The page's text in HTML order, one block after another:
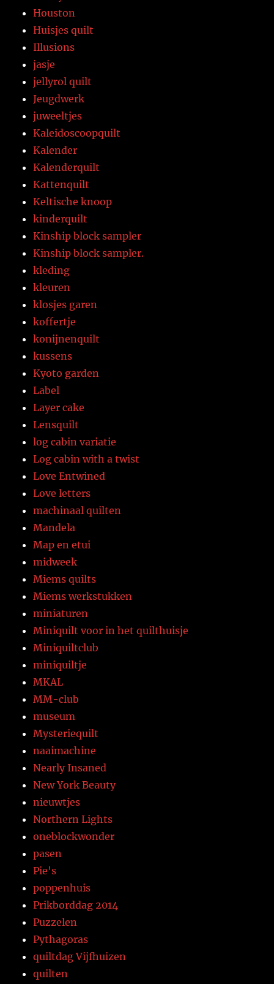
Houston
Huisjes quilt
Illusions
jasje
jellyrol quilt
Jeugdwerk
juweeltjes
Kaleidoscoopquilt
Kalender
Kalenderquilt
Kattenquilt
Keltische knoop
kinderquilt
Kinship block sampler
Kinship block sampler.
kleding
kleuren
klosjes garen
koffertje
konijnenquilt
kussens
Kyoto garden
Label
Layer cake
Lensquilt
log cabin variatie
Log cabin with a twist
Love Entwined
Love letters
machinaal quilten
Mandela
Map en etui
midweek
Miems quilts
Miems werkstukken
miniaturen
Miniquilt voor in het quilthuisje
Miniquiltclub
miniquiltje
MKAL
MM-club
museum
Mysteriequilt
naaimachine
Nearly Insaned
New York Beauty
nieuwtjes
Northern Lights
oneblockwonder
pasen
Pie's
poppenhuis
Prikborddag 2014
Puzzelen
Pythagoras
quiltdag Vijfhuizen
quilten